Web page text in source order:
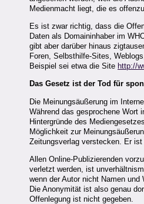
Medienmacht liegt, die es
Es ist zwar richtig, dass die
Daten als Domaininhaber im
gibt aber darüber hinaus
Foren, Selbsthilfe-Sites,
Beispiel sei etwa die Site http://
Das Gesetz ist der Tod für
Die Meinungsäußerung im
Während das gesprochene Wort
Hintergründe des
Möglichkeit zur
Zeitungsverlag verstecken. Er
Allen Online-Publizierenden
verletzt werden, ist
wenn der Autor nicht Namen
Die Anonymität ist also genau
Offenlegung ist nicht gegeben.